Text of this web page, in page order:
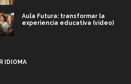
Aula Futura: transformar la
experiencia educativa (video)
IDIOMA